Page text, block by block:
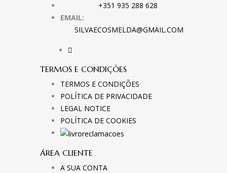
+351 935 288 628
EMAIL:
SILVAECOSMELDA@GMAIL.COM
TERMOS E CONDIÇÕES
TERMOS E CONDIÇÕES
POLÍTICA DE PRIVACIDADE
LEGAL NOTICE
POLÍTICA DE COOKIES
ÁREA CLIENTE
A SUA CONTA